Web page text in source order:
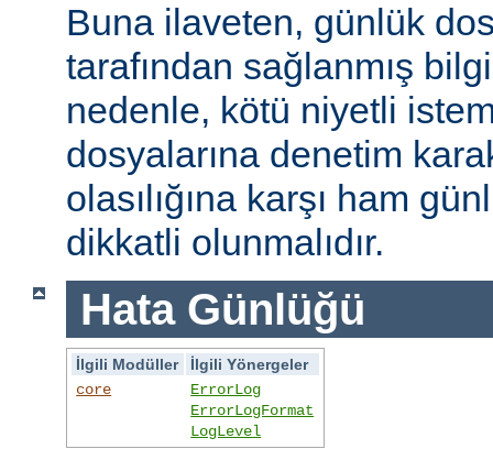
Buna ilaveten, günlük
tarafından sağlanmış
nedenle, kötü niyetli
dosyalarına denetim
olasılığına karşı ham
dikkatli olunmalıdır.
Hata Günlüğü
İlgili Modüller
İlgili Yönergeler
core
ErrorLog
ErrorLogFormat
LogLevel